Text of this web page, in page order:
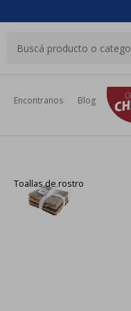
Encontranos Blog
Toallas de rostro